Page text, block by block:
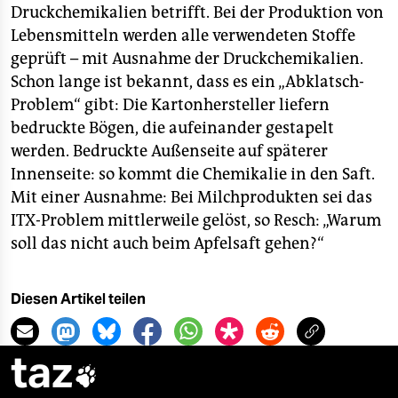
Druckchemikalien betrifft. Bei der Produktion von
Lebensmitteln werden alle verwendeten Stoffe
geprüft – mit Ausnahme der Druckchemikalien.
Schon lange ist bekannt, dass es ein „Abklatsch-
Problem“ gibt: Die Kartonhersteller liefern
bedruckte Bögen, die aufeinander gestapelt
werden. Bedruckte Außenseite auf späterer
Innenseite: so kommt die Chemikalie in den Saft.
Mit einer Ausnahme: Bei Milchprodukten sei das
ITX-Problem mittlerweile gelöst, so Resch: „Warum
soll das nicht auch beim Apfelsaft gehen?“
Diesen Artikel teilen
taz